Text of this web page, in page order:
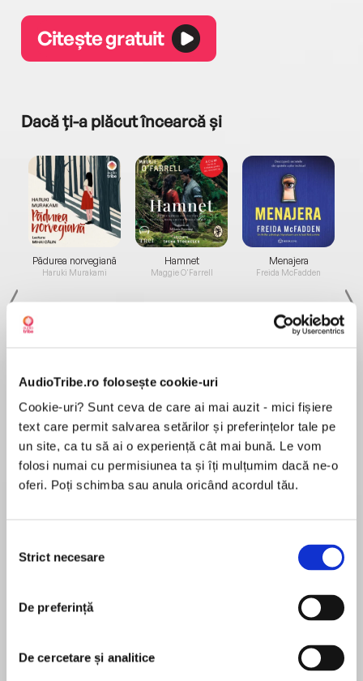
AudioTribe.ro folosește cookie-uri
Cookie-uri? Sunt ceva de care ai mai auzit - mici fișiere
text care permit salvarea setărilor și preferințelor tale pe
un site, ca tu să ai o experiență cât mai bună. Le vom
folosi numai cu permisiunea ta și îți mulțumim dacă ne-o
oferi. Poți schimba sau anula oricând acordul tău.
consimțământului
Strict necesare
De preferință
De cercetare și analitice
Citește gratuit
Dacă ți-a plăcut încearcă și
Pădurea norvegiană
Haruki Murakami
Elita de Argint (Elita
Hamnet
Maggie O'Farrell
Diavolul se îmbracă de
la...
Lauren Weisberger
Menajera
Freida McFadden
Migdală
Sohn Won-pyung
A doua parte din seria INTERDEPENDENȚA.
Bestseller New York Times & USA Today.
imperiului (Premiul Locus 2018).
Interdependența imperiul interstelar al
calea de a călători între stele – e pe cale de
Recenzii